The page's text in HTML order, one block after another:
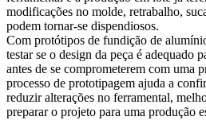
modificações no molde, retrabalho,
podem tornar-se dispendiosos.
Com protótipos de fundição de
testar se o design da peça é adequado
antes de se comprometerem com uma
processo de prototipagem ajuda a
reduzir alterações no ferramental,
preparar o projeto para uma produção